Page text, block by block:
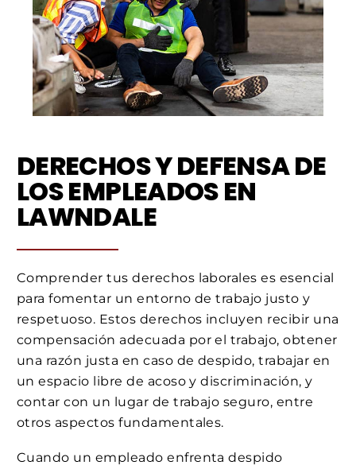
DERECHOS Y DEFENSA DE
LOS EMPLEADOS EN
LAWNDALE
Comprender tus derechos laborales es esencial
para fomentar un entorno de trabajo justo y
respetuoso. Estos derechos incluyen recibir una
compensación adecuada por el trabajo, obtener
una razón justa en caso de despido, trabajar en
un espacio libre de acoso y discriminación, y
contar con un lugar de trabajo seguro, entre
otros aspectos fundamentales.
Cuando un empleado enfrenta despido